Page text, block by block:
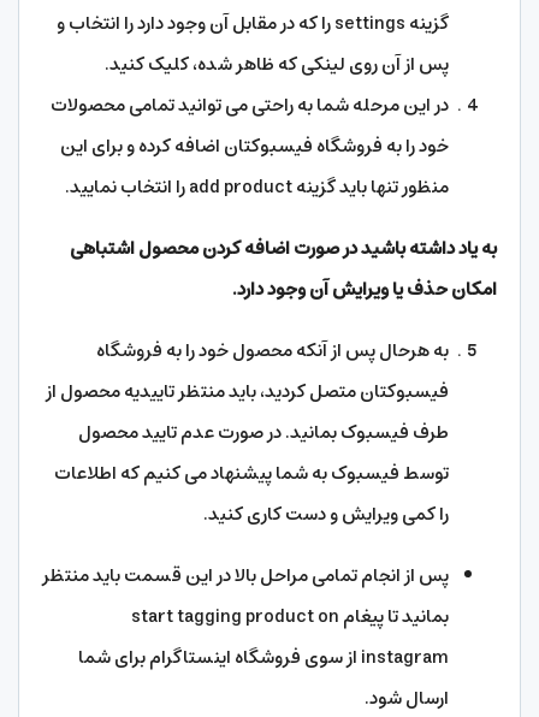
گزینه settings را که در مقابل آن وجود دارد را انتخاب و
پس از آن روی لینکی که ظاهر شده، کلیک کنید.
در این مرحله شما به راحتی می توانید تمامی محصولات
خود را به فروشگاه فیسبوکتان اضافه کرده و برای این
منظور تنها باید گزینه add product را انتخاب نمایید.
به یاد داشته باشید در صورت اضافه کردن محصول اشتباهی
امکان حذف یا ویرایش آن وجود دارد.
به هرحال پس از آنکه محصول خود را به فروشگاه
فیسبوکتان متصل کردید، باید منتظر تاییدیه محصول از
طرف فیسبوک بمانید. در صورت عدم تایید محصول
توسط فیسبوک به شما پیشنهاد می کنیم که اطلاعات
را کمی ویرایش و دست کاری کنید.
پس از انجام تمامی مراحل بالا در این قسمت باید منتظر
بمانید تا پیغام start tagging product on
instagram از سوی فروشگاه اینستاگرام برای شما
ارسال شود.